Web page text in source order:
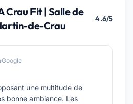
Crau Fit | Salle de
de-Crau
4.6/5
Google
une multitude de
bonne ambiance. Les